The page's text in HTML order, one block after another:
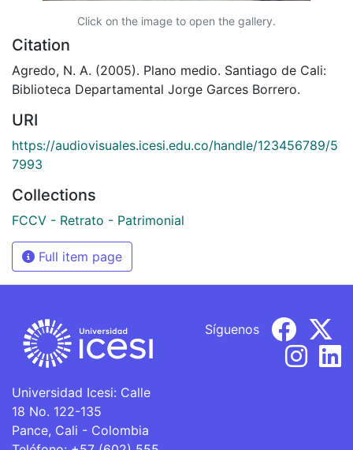
Click on the image to open the gallery.
Citation
Agredo, N. A. (2005). Plano medio. Santiago de Cali:
Biblioteca Departamental Jorge Garces Borrero.
URI
https://audiovisuales.icesi.edu.co/handle/123456789/5
7993
Collections
FCCV - Retrato - Patrimonial
Full item page
Universidad Icesi: Calle
18 No. 122-135
Pance, Cali - Colombia
Síguenos